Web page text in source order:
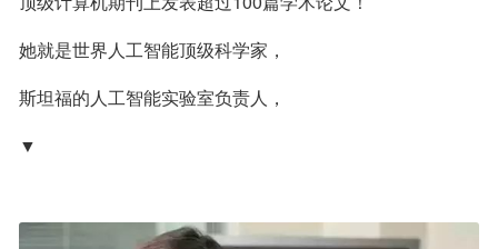
她就是世界人工智能顶级科学家，
斯坦福的人工智能实验室负责人，
▼